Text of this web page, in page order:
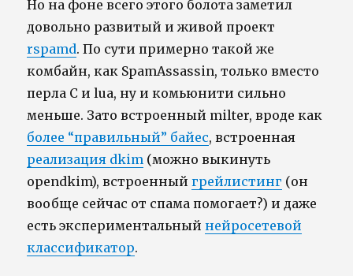
Но на фоне всего этого болота заметил
довольно развитый и живой проект
rspamd. По сути примерно такой же
комбайн, как SpamAssassin, только вместо
перла C и lua, ну и комьюнити сильно
меньше. Зато встроенный milter, вроде как
более “правильный” байес, встроенная
реализация dkim (можно выкинуть
opendkim), встроенныйгрейлистинг (он
вообще сейчас от спама помогает?) и даже
есть экспериментальныйнейросетевой
классификатор.